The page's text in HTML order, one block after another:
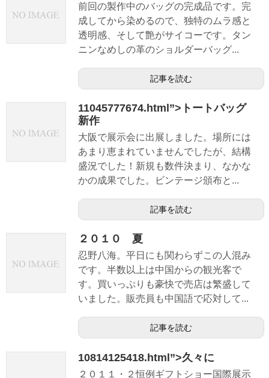
前回の製作中のバッグの完成品です。完
成してから染めるので、独特のムラ感と
透明感、そして艶がサイコーです。タン
ニンなめしの革のショルダーバッグ...
記事を読む
11045777674.html”>トートバッグ
新作
大阪で展示会に出展しました。場所には
あまり恵まれていませんでしたが、結構
盛況でした！新規も数件決まり、なかな
かの成果でした。ビンテージ頒布と...
記事を読む
２０１０ 夏
忍野八海。平日にも関わらずこの人混み
です。半数以上は中国からの観光客で
す。買いっぷりも豪快で売店は繁盛して
いました。販売員も中国語で応対して...
記事を読む
10814125418.html”>久々に
２０１１・２恒例ギフトショー国際展示